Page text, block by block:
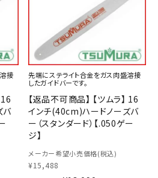
接
16
バ
先端にステライト合金をガス肉盛溶接
したガイドバーです。
【返品不可商品】 【ツムラ】 16
インチ(40cm)ハードノーズバ
ー（スタンダード）【.050ゲー
ジ】
メーカー希望小売価格(税込)
¥15,488